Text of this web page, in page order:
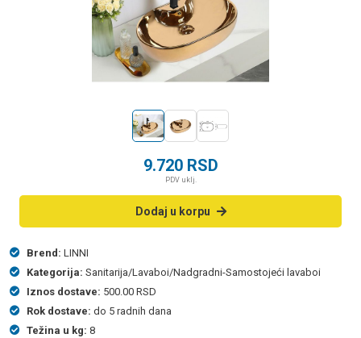
9.720 RSD
PDV uklj.
Dodaj u korpu
Brend: LINNI
Kategorija: Sanitarija/Lavaboi/Nadgradni-Samostojeći lavaboi
Iznos dostave: 500.00 RSD
Rok dostave: do 5 radnih dana
Težina u kg: 8